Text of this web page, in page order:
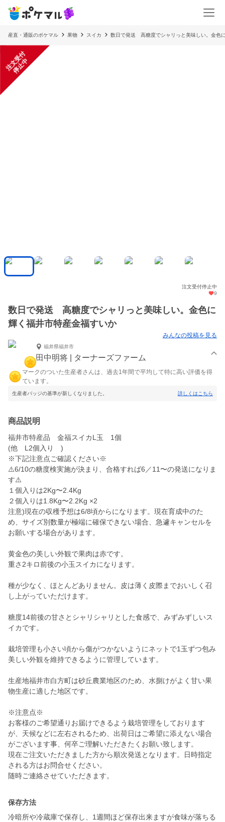
産直・通販のポケマル 果物 スイカ 数日で発送 高糖度でシャリっと美味しい。金色
注
文
受
付
停
止
中
注文受付停止中
9
数日で発送 高糖度でシャリっと美味しい。金色に
輝く福井市特産金福すいか
みんなの投稿を見る
福井県福井市
田中明将 | ターナーズファーム
マークのついた生産者さんは、過去1年間で平均して特に高い評価を得
ています。
生産者バッジの基準が新しくなりました。 詳しくはこちら
商品説明
福井市特産品 金福スイカL玉 1個
(他 L2個入り )
※下記注意点ご確認ください※
⚠️6/10の糖度検実施が決まり、合格すれば6／11〜の発送になりま
す⚠️
１個入りは2Kg〜2.4Kg
２個入りは1.8Kg〜2.2Kg ×2
注意)現在の収穫予想は6/8頃からになります。現在育成中のた
め、サイズ別数量が極端に確保できない場合、急遽キャンセルを
お願いする場合があります。
黄金色の美しい外観で果肉は赤です。
重さ2キロ前後の小玉スイカになります。
種が少なく、ほとんどありません。皮は薄く皮際までおいしく召
し上がっていただけます。
糖度14前後の甘さとシャリシャリとした食感で、みずみずしいス
イカです。
栽培管理も小さい頃から傷がつかないようにネットで1玉ずつ包み
美しい外観を維持できるように管理しています。
生産地福井市白方町は砂丘農業地区のため、水捌けがよく甘い果
物生産に適した地区です。
※注意点※
お客様のご希望通りお届けできるよう栽培管理をしております
が、天候などに左右されるため、出荷日はご希望に添えない場合
がございます事、何卒ご理解いただきたくお願い致します。
現在ご注文いただきました方から順次発送となります。日時指定
される方はお問合せください。
保存方法
冷暗所や冷蔵庫で保存し、1週間ほど保存出来ますが食味が落ちる